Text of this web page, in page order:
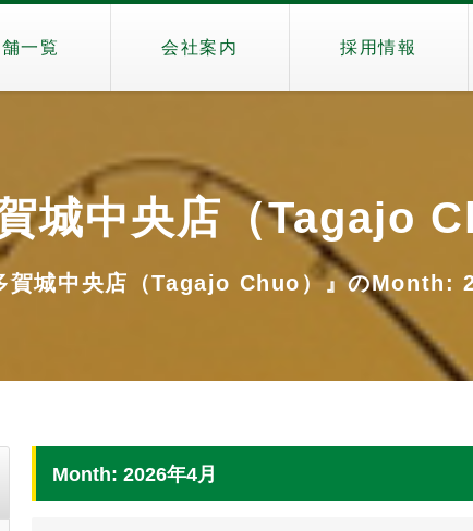
一覧 会社案内 採用情報
城中央店（Tagajo
賀城中央店（Tagajo Chuo）』のMonth:
Month: 2026年4月